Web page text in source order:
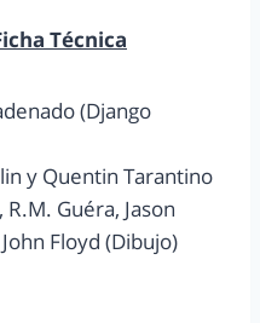
Técnica
(Django
y Quentin Tarantino
Guéra, Jason
Floyd (Dibujo)